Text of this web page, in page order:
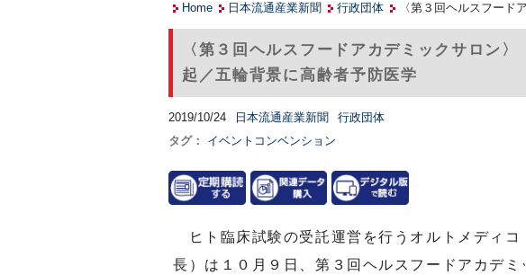
Home 日本流通産業新聞 行政団体 〈第３回ヘルスフー
〈第３回ヘルスフードアカデミックサロン
起／五輪背景に高齢者予防医学
2019/10/24 日本流通産業新聞
行政団体
タグ：
イベントコンベンション
ヒト臨床試験の受託運営を行うオルトメディコ
長）は１０月９日、第３回ヘルスフードアカデミ